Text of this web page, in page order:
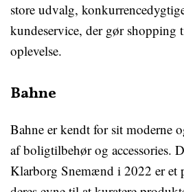
store udvalg,
kundeservice, der gør shopping
oplevelse.
Bahne
Bahne er kendt for sit moderne
af boligtilbehør og accessories.
Klarborg Snemænd i 2022 er et